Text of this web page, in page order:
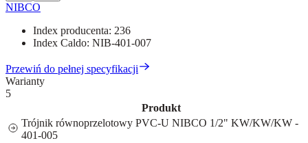
NIBCO
Index producenta: 236
Index Caldo: NIB-401-007
Przewiń do pełnej specyfikacji
Warianty
5
Produkt
Trójnik równoprzelotowy PVC-U NIBCO 1/2" KW/KW/KW -
401-005